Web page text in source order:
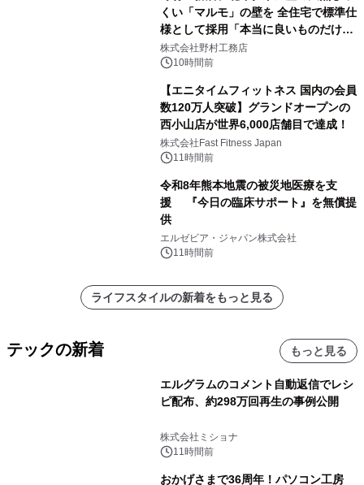
くい「マルモ」の壁を 全住宅で標準仕
様として採用「本当に良いものだけに
こだわる」
株式会社野村工務店
10時間前
【エニタイムフィットネス 国内の会員
数120万人突破】グランドオープンの
西小山店が世界6,000店舗目で達成！
株式会社Fast Fitness Japan
11時間前
令和8年熊本地震の被災地医療を支
援 『今日の臨床サポート』を無償提
供
エルゼビア・ジャパン株式会社
11時間前
ライフスタイルの新着をもっと見る
テックの新着 もっと見る
エルグラムのコメント自動返信でレシ
ピ配布、約298万回再生の事例公開
株式会社ミショナ
11時間前
おかげさまで36周年！パソコン工房